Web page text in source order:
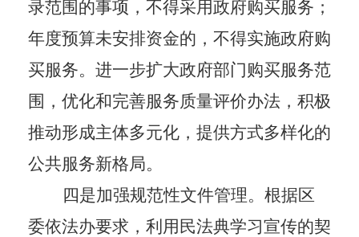
录范围的事项，不得采用政府购买服务；
年度预算未安排资金的，不得实施政府购
买服务。进一步扩大政府部门购买服务范
围，优化和完善服务质量评价办法，积极
推动形成主体多元化，提供方式多样化的
公共服务新格局。
四是加强规范性文件管理。 根据区
委依法办要求，利用民法典学习宣传的契